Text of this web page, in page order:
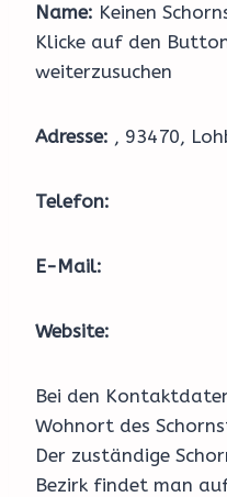
Name: Keinen
Klicke auf den
weiterzusuchen
Adresse: , 93470,
Telefon:
E-Mail:
Website:
Bei den
Wohnort des
Der zuständige
Bezirk findet man